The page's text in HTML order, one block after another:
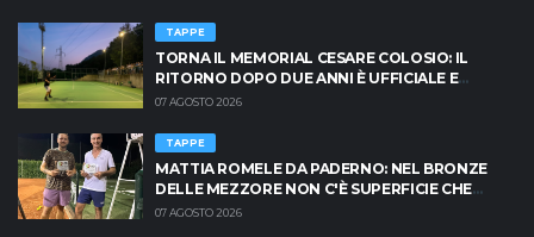
TAPPE
TORNA IL MEMORIAL CESARE COLOSIO: IL
RITORNO DOPO DUE ANNI È UFFICIALE E
BRESCIA È PRONTA AD INFIAMMARSI!
07 AGOSTO 2026
TAPPE
MATTIA ROMELE DA PADERNO: NEL BRONZE
DELLE MEZZORE NON C'È SUPERFICIE CHE
TENGA
07 AGOSTO 2026